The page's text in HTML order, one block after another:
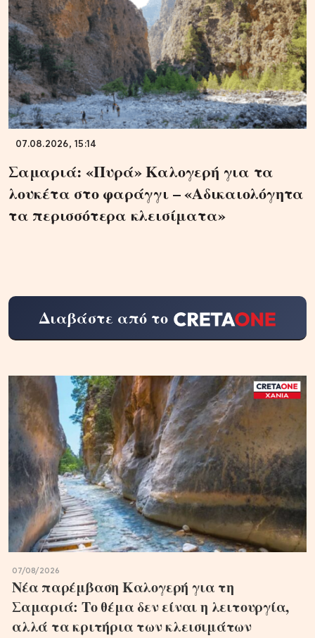
07.08.2026, 15:14
Σαμαριά: «Πυρά» Καλογερή για τα
λουκέτα στο φαράγγι – «Αδικαιολόγητα
τα περισσότερα κλεισίματα»
Διαβάστε από το
07/08/2026
Νέα παρέμβαση Καλογερή για τη
Σαμαριά: Το θέμα δεν είναι η λειτουργία,
αλλά τα κριτήρια των κλεισιμάτων